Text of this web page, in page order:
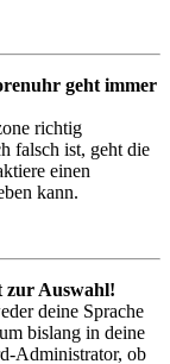
geht immer
richtig
falsch ist, geht die
einen
kann.
zur Auswahl!
deine Sprache
bislang in deine
Administrator, ob